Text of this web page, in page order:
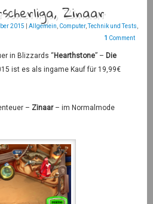
Zinaar
2015 Allgemein, Computer, Technik und Tests,
1 Comment
in Blizzards “ Hearthstone” – Die
ist es als ingame Kauf für 19,99€
– Zinaar– im Normalmode